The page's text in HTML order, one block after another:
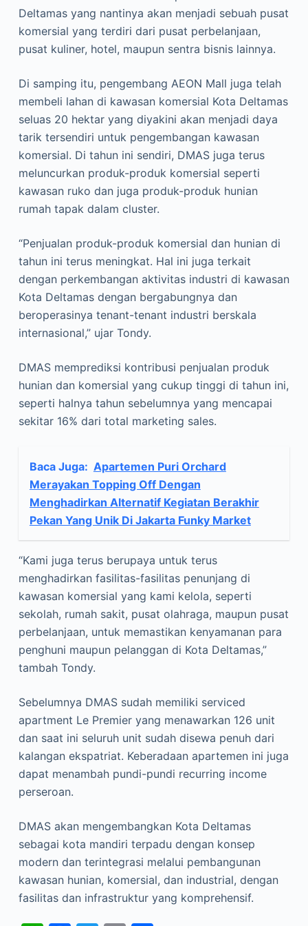
Deltamas yang nantinya akan menjadi sebuah pusat
komersial yang terdiri dari pusat perbelanjaan,
pusat kuliner, hotel, maupun sentra bisnis lainnya.
Di samping itu, pengembang AEON Mall juga telah
membeli lahan di kawasan komersial Kota Deltamas
seluas 20 hektar yang diyakini akan menjadi daya
tarik tersendiri untuk pengembangan kawasan
komersial. Di tahun ini sendiri, DMAS juga terus
meluncurkan produk-produk komersial seperti
kawasan ruko dan juga produk-produk hunian
rumah tapak dalam cluster.
“Penjualan produk-produk komersial dan hunian di
tahun ini terus meningkat. Hal ini juga terkait
dengan perkembangan aktivitas industri di kawasan
Kota Deltamas dengan bergabungnya dan
beroperasinya tenant-tenant industri berskala
internasional,” ujar Tondy.
DMAS memprediksi kontribusi penjualan produk
hunian dan komersial yang cukup tinggi di tahun ini,
seperti halnya tahun sebelumnya yang mencapai
sekitar 16% dari total marketing sales.
Baca Juga: Apartemen Puri Orchard
Merayakan Topping Off Dengan
Menghadirkan Alternatif Kegiatan Berakhir
Pekan Yang Unik Di Jakarta Funky Market
“Kami juga terus berupaya untuk terus
menghadirkan fasilitas-fasilitas penunjang di
kawasan komersial yang kami kelola, seperti
sekolah, rumah sakit, pusat olahraga, maupun pusat
perbelanjaan, untuk memastikan kenyamanan para
penghuni maupun pelanggan di Kota Deltamas,”
tambah Tondy.
Sebelumnya DMAS sudah memiliki serviced
apartment Le Premier yang menawarkan 126 unit
dan saat ini seluruh unit sudah disewa penuh dari
kalangan ekspatriat. Keberadaan apartemen ini juga
dapat menambah pundi-pundi recurring income
perseroan.
DMAS akan mengembangkan Kota Deltamas
sebagai kota mandiri terpadu dengan konsep
modern dan terintegrasi melalui pembangunan
kawasan hunian, komersial, dan industrial, dengan
fasilitas dan infrastruktur yang komprehensif.